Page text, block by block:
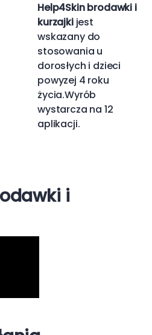
Help4Skin brodawki i
kurzajki jest
wskazany do
stosowania u
dorosłych i dzieci
powyzej 4 roku
życia.Wyrób
wystarcza na 12
aplikacji.
i